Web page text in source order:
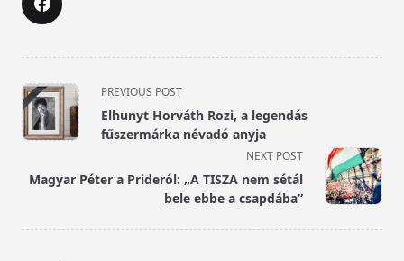
<span
class="nav-
subtitle
reader-
PREVIOUS POST
Elhunyt Horváth Rozi, a legendás
fűszermárka névadó anyja
NEXT POST
Magyar Péter a Prideról: „A TISZA nem sétál
bele ebbe a csapdába”